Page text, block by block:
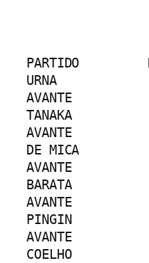
PARTIDO	        NÚMERO	NOME DE
URNA
AVANTE		70277	AUZILENE
TANAKA
AVANTE		70000	CARLINHO
DE MICA
AVANTE		70192	CLAUDIO
BARATA
AVANTE		70123	CRISTIANO
PINGIN
AVANTE		70456	DANIEL
COELHO